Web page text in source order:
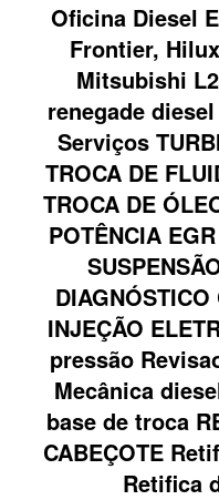
Oficina Diesel
Frontier,
Mitsubishi
renegade
Serviços
TROCA DE
TROCA DE
POTÊNCIA
INJEÇÃO
pressão
Mecânica
base de troca
CABEÇOTE
Retifica